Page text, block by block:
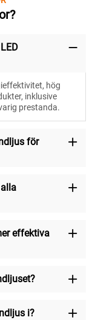
hög
inklusive
prestanda.
för
effektiva
i?